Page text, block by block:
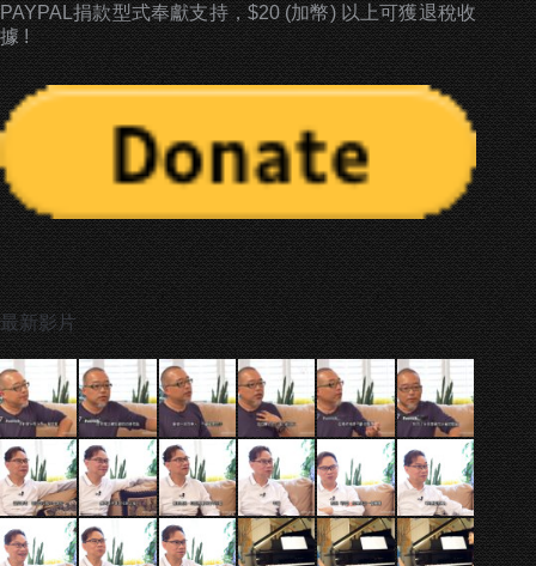
PAYPAL捐款型式奉獻支持，$20 (加幣) 以上可獲退稅收
據 !
最新影片